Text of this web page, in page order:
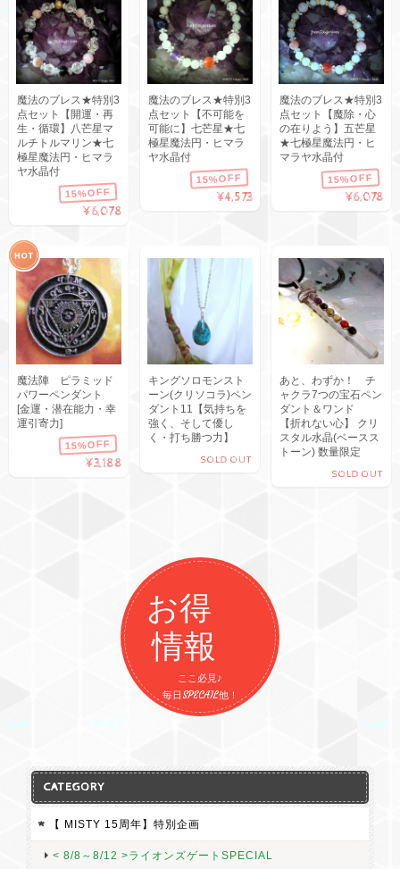
魔法のブレス★特別3
点セット【開運・再
生・循環】八芒星マ
ルチトルマリン★七
極星魔法円・ヒマラ
ヤ水晶付
15%OFF
¥6,078
魔法のブレス★特別3
点セット【不可能を
可能に】七芒星★七
極星魔法円・ヒマラ
ヤ水晶付
15%OFF
¥4,573
魔法のブレス★特別3
点セット【魔除・心
の在りよう】五芒星
★七極星魔法円・ヒ
マラヤ水晶付
15%OFF
¥6,078
魔法陣 ピラミッド
パワーペンダント
[金運・潜在能力・幸
運引寄力]
15%OFF
¥3,188
キングソロモンスト
ーン(クリソコラ)ペン
ダント11【気持ちを
強く、そして優し
く・打ち勝つ力】
SOLD OUT
あと、わずか！ チ
ャクラ7つの宝石ペン
ダント＆ワンド
【折れない心】 クリ
スタル水晶(ベースス
トーン) 数量限定
SOLD OUT
お得
情報
ここ必見♪
毎日SPECAIL他！
CATEGORY
【 MISTY 15周年】特別企画
< 8/8～8/12 >ライオンズゲートSPECIAL